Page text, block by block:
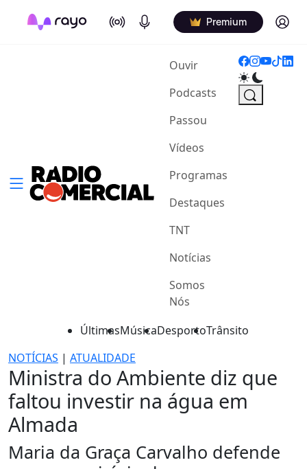
On Air Podcasts Premium Log in
Ouvir(current)
Podcasts
Passou
Vídeos
Programas
Destaques
TNT
Notícias
Somos
Nós
ÚltimasMúsicaDesportoTrânsito
NOTÍCIAS | ATUALIDADE
Ministra do Ambiente diz que
faltou investir na água em
Almada
Maria da Graça Carvalho defende